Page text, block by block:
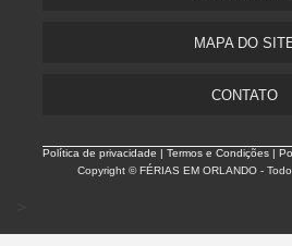
MAPA DO
CONTATO
Política de privacidade |Termos e Condições |
Copyright © FÉRIAS EM ORLANDO -